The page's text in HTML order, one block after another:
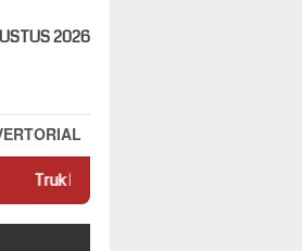
2026
Arus Lalu Lintas di Jalan